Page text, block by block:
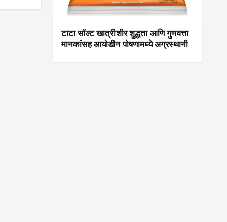
टाटा सॉल्ट खात्रीशीर शुद्धता आणि गुणवत्ता
मानकांसह आयोडीन पोषणामध्ये अग्रस्थानी